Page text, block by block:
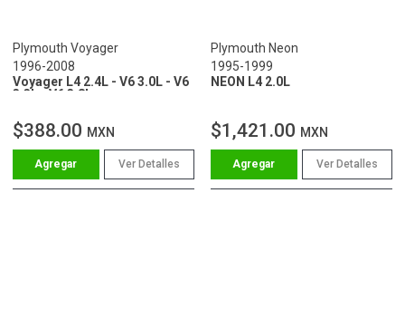
Plymouth Voyager
1996-2008
Voyager L4 2.4L - V6 3.0L - V6
3.3L - V6 3.8L
$388.00 MXN
Ver Detalles
Plymouth Neon
1995-1999
NEON L4 2.0L
$1,421.00 MXN
Ver Detalles